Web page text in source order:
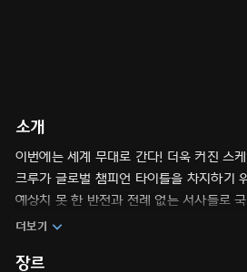
소개
이번에는 세계 무대로 간다! 더욱 커진 스
크루가 글로벌 챔피언 타이틀을 차지하기
예상치 못 한 반전과 전례 없는 서사들로
월드 클래스 댄스 서바이벌.
더보기
장르